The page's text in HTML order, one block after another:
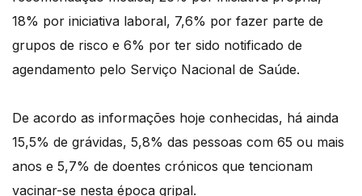
18% por iniciativa laboral, 7,6% por fazer parte de
grupos de risco e 6% por ter sido notificado de
agendamento pelo Serviço Nacional de Saúde.
De acordo as informações hoje conhecidas, há ainda
15,5% de grávidas, 5,8% das pessoas com 65 ou mais
anos e 5,7% de doentes crónicos que tencionam
vacinar-se nesta época gripal.